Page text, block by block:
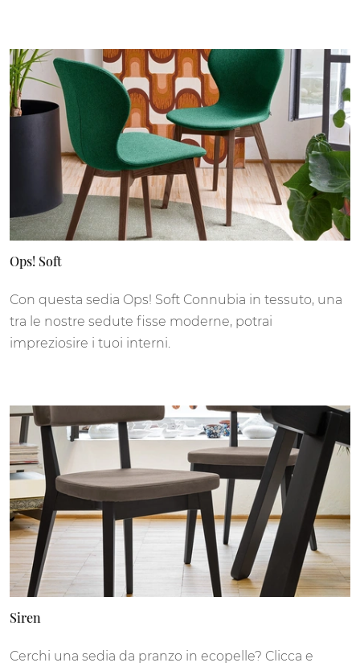
Ops! Soft
Con questa sedia Ops! Soft Connubia in tessuto, una
tra le nostre sedute fisse moderne, potrai
impreziosire i tuoi interni.
Siren
Cerchi una sedia da pranzo in ecopelle? Clicca e